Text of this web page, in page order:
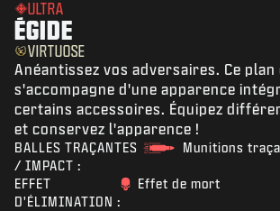
ULTRA
ÉGIDE
VIRTUOSE
Anéantissez vos adversaires. Ce plan
s'accompagne d'une apparence
certains accessoires. Équipez
et conservez l'apparence !
BALLES TRAÇANTES
/ IMPACT :
Munitions
EFFET
D'ÉLIMINATION :
Effet de mort